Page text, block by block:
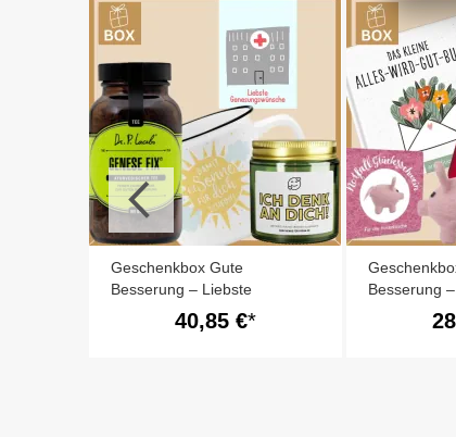
Geschenkbox Gute
Besserung – Liebste
Genesungswünsche (Set 2)
40,85 €
Besserung